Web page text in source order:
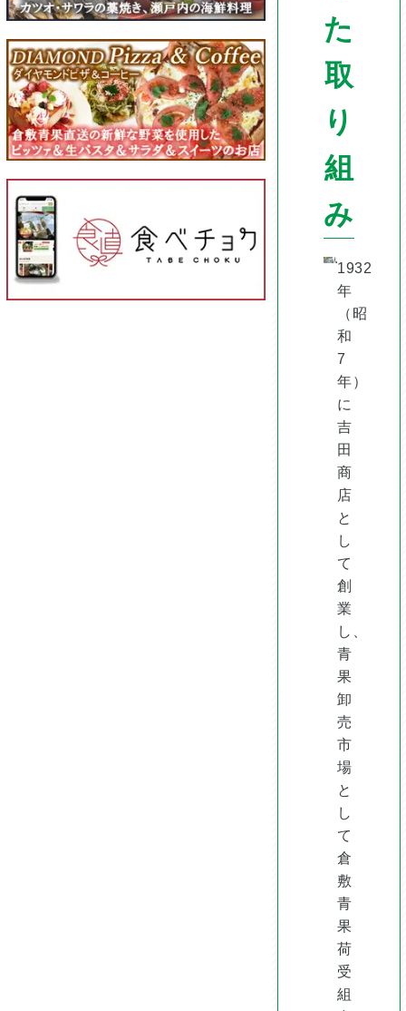
た
取
り
組
み
1932
年
（昭
和
7
年）
に
吉
田
商
店
と
し
て
創
業
し、
青
果
卸
売
市
場
と
し
て
倉
敷
青
果
荷
受
組